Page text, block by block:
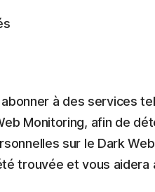
à des services
Monitoring, afin de
sur le Dark
trouvée et vous aidera